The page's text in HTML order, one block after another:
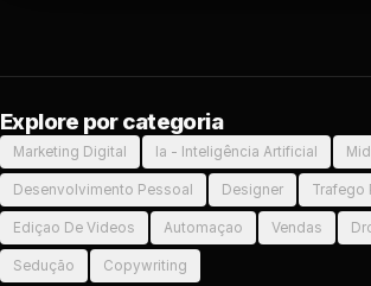
Explore por categoria
Marketing Digital Ia - Inteligência Artificial
Desenvolvimento Pessoal Designer Trafego
Ediçao De Videos Automaçao Vendas
Sedução Copywriting